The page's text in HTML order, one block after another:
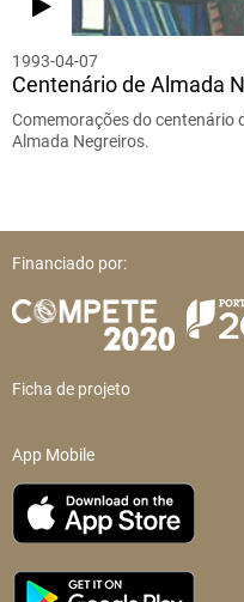
1993-04-07
Centenário de Almada
Comemorações do centenário
Almada Negreiros.
Financiado por:
Ficha de projeto
App Mobile